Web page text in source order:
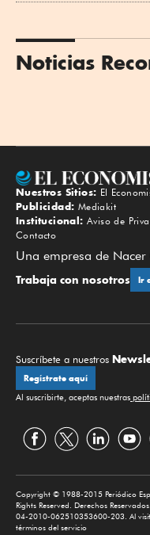
Noticias
Nuestros Sitios: El
Publicidad: Mediakit
Institucional: Aviso de
Contacto
Una empresa de
Trabaja con nosotros Ir
Suscríbete a nuestros
Regístrate aquí
Al suscribirte, aceptas nuestras
Copyright © 1988-2015 Periódico
Rights Reserved. Derechos
04-2010-062510353600-203. Al
términos del servicio